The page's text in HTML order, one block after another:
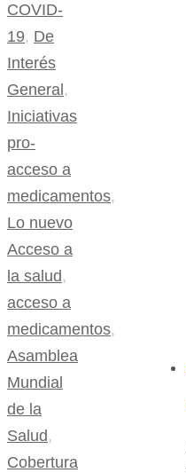
COVID-
19, De
Interés
General ,
Iniciativas
pro-
acceso a
medicamentos,
Lo nuevo
Acceso a
la salud ,
acceso a
medicamentos,
Asamblea
Mundial
de la
Salud ,
Cobertura